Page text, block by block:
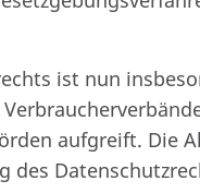
ist nun
aufgreift. Die
des